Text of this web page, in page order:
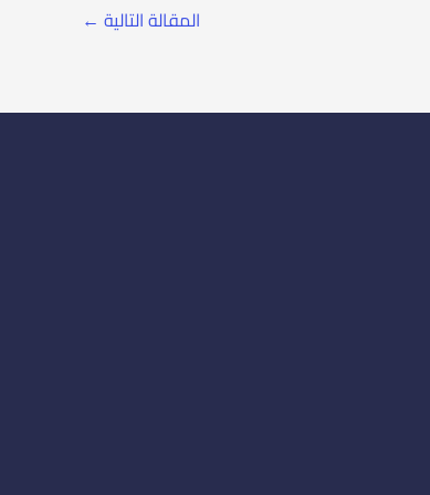
المقالة التالية ←